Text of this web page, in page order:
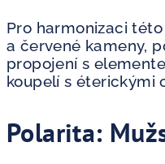
Pro harmonizaci
a červené kameny,
propojení s
koupelí s éterickými
Polarita: